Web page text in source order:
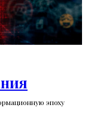
эпоху